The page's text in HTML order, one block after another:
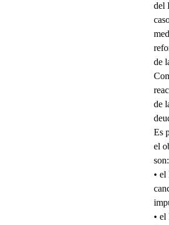
del
de
de
Es
el
son:
•
•